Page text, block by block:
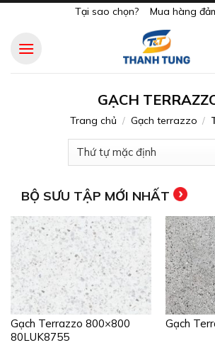
content
Tại sao chọn? Mua hàng
GẠCH
Trang chủ / Gạch terrazzo /
BỘ SƯU TẬP MỚI NHẤT
Gạch Terrazzo 800×800
80LUK8755
Gạch